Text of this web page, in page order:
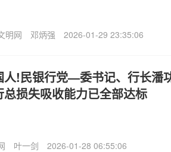
明网 邓炳强 2026-01-29 23:35:06
人!民银行党—委书记、行长潘
总损失吸收能力已全部达标
叶一剑 2026-01-28 06:55:06